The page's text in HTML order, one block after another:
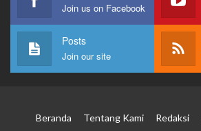
Join us on Facebook
Posts
Join our site
Beranda Tentang Kami Redaksi